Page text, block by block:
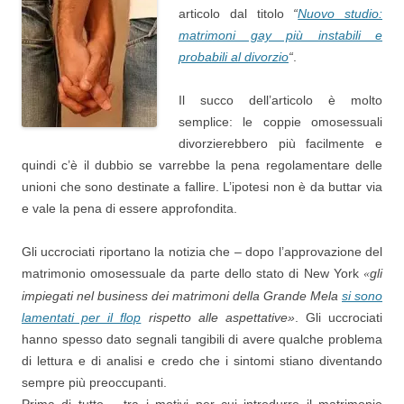
articolo dal titolo “Nuovo studio:
matrimoni gay più instabili e
probabili al divorzio“
Il succo dell’articolo è molto
semplice: le coppie omosessuali
divorzierebbero più facilmente e
quindi c’è il dubbio se varrebbe la pena regolamentare delle
unioni che sono destinate a fallire. L’ipotesi non è da buttar via
e vale la pena di essere approfondita.
Gli uccrociati riportano la notizia che – dopo l’approvazione del
matrimonio omosessuale da parte dello stato di New York «gli
impiegati nel business dei matrimoni della Grande Mela si sono
lamentati per il flop rispetto alle aspettative». Gli uccrociati
hanno spesso dato segnali tangibili di avere qualche problema
di lettura e di analisi e credo che i sintomi stiano diventando
sempre più preoccupanti.